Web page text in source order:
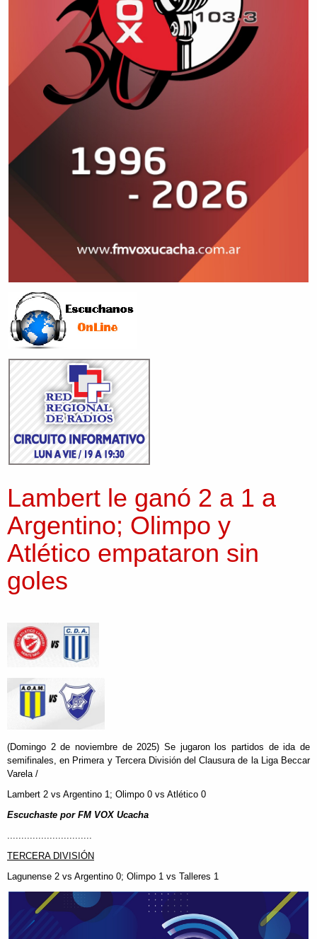
Lambert le ganó 2 a 1 a
Argentino; Olimpo y
Atlético empataron sin
goles
(Domingo 2 de noviembre de 2025) Se jugaron los partidos de ida de
semifinales, en Primera y Tercera División del Clausura de la Liga Beccar
Varela /
Lambert 2 vs Argentino 1; Olimpo 0 vs Atlético 0
Escuchaste por FM VOX Ucacha
..............................
TERCERA DIVISIÓN
Lagunense 2 vs Argentino 0; Olimpo 1 vs Talleres 1